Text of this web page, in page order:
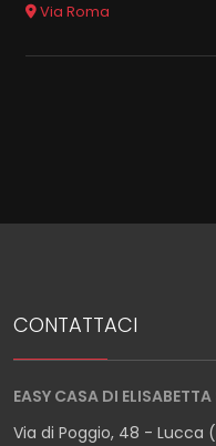
Via Roma
CONTATTACI
EASY CASA DI
Via di Poggio, 48 - Lucca